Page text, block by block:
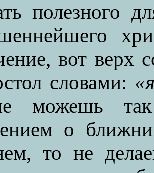
полезного
вот верх
словами:
можешь так
о
то не